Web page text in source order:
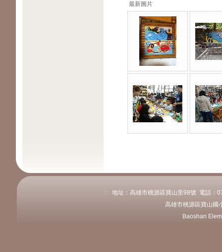
最新圖片
:::
地址：高雄市桃源區寶山里98號 電話
高雄市桃源區寶山國
Baoshan